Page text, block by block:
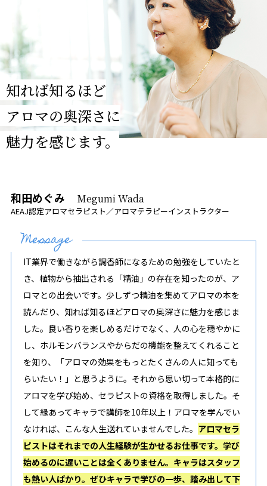
知れば知るほど
アロマの奥深さに
魅力を感じます。
和田めぐみ Megumi Wada
AEAJ認定アロマセラピスト／アロマテラピーインストラクター
IT業界で働きながら調香師になるための勉強をしていたと
き、植物から抽出される「精油」の存在を知ったのが、ア
ロマとの出会いです。少しずつ精油を集めてアロマの本を
読んだり、知れば知るほどアロマの奥深さに魅力を感じま
した。良い香りを楽しめるだけでなく、人の心を穏やかに
し、ホルモンバランスやからだの機能を整えてくれること
を知り、「アロマの効果をもっとたくさんの人に知っても
らいたい！」と思うように。それから思い切って本格的に
アロマを学び始め、セラピストの資格を取得しました。そ
して縁あってキャラで講師を10年以上！アロマを学んでい
なければ、こんな人生送れていませんでした。 アロマセラ
ピストはそれまでの人生経験が生かせるお仕事です。学び
始めるのに遅いことは全くありません。キャラはスタッフ
も熱い人ばかり。ぜひキャラで学びの一歩、踏み出して下